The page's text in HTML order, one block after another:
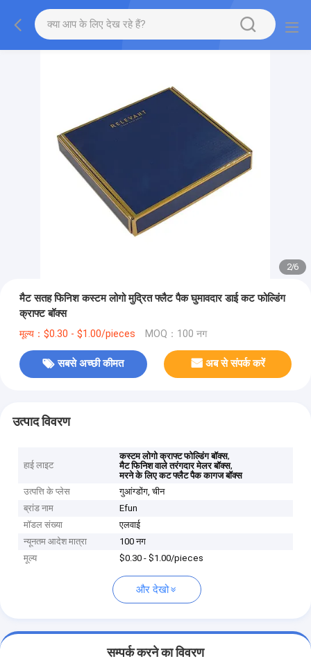
2/6
मैट सतह फिनिश कस्टम लोगो मुद्रित फ्लैट पैक घुमावदार डाई कट फोल्डिंग
क्राफ्ट बॉक्स
मूल्य：$0.30 - $1.00/pieces MOQ：100 नग
सबसे अच्छी कीमत अब से संपर्क करें
उत्पाद विवरण
हाई लाइट
कस्टम लोगो क्राफ्ट फोल्डिंग बॉक्स,
मैट फिनिश वाले तरंगदार मेलर बॉक्स,
मरने के लिए कट फ्लैट पैक कागज बॉक्स
उत्पत्ति के प्लेस
गुआंग्डोंग, चीन
ब्रांड नाम
Efun
मॉडल संख्या
एलवाई
न्यूनतम आदेश मात्रा
100 नग
मूल्य
$0.30 - $1.00/pieces
और देखो
सम्पर्क करने का विवरण